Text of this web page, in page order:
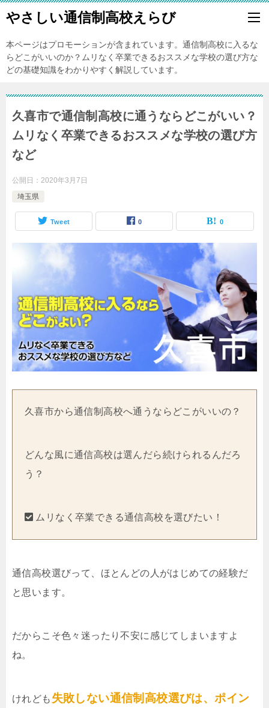
やさしい通信制高校えらび
本ページはプロモーションが含まれています。通信制高校に入るな
らどこがいいのか？ムリなく卒業できるおススメな学校の選び方な
どの基礎知識をわかりやすく解説しています。
久喜市で通信制高校に通うならどこがいい？
ムリなく卒業できるおススメな学校の選び方
など
公開日： 2020年3月7日
埼玉県
Tweet 0 0
久喜市から通信制高校へ通うならどこがいいの？
どんな風に通信高校は選んだら続けられるんだろ
う？
ムリなく卒業できる通信高校を選びたい！
通信高校選びって、ほとんどの人がはじめての経験だ
と思います。
だからこそ色々迷ったり不安に感じてしまいますよ
ね。
けれども 失敗しない通信制高校選びは、ポイン